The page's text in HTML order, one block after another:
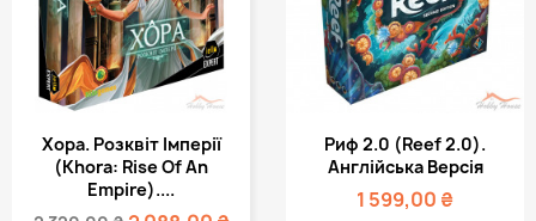
Хора. Розквіт Імперії
(Khora: Rise Of An
Empire)....
Риф 2.0 (Reef 2.0).
Англійська Версія
1 599,00 ₴